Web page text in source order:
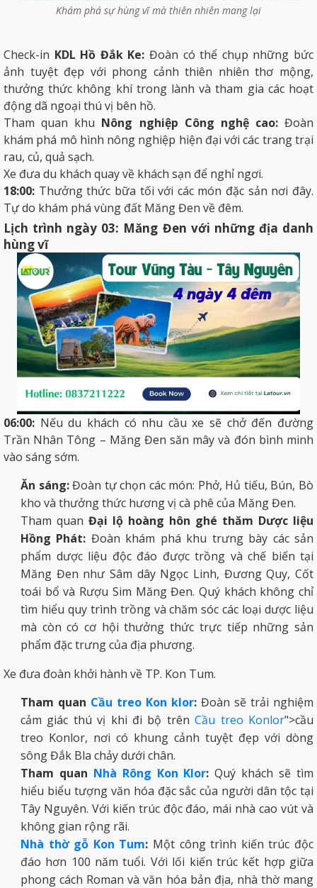
Khám phá sự hùng vĩ mà thiên nhiên mang lại
Check-in KDL Hồ Đắk Ke: Đoàn có thể chụp những bức
ảnh tuyệt đẹp với phong cảnh thiên nhiên thơ mộng,
thưởng thức không khí trong lành và tham gia các hoạt
động dã ngoại thú vị bên hồ.
Tham quan khu Nông nghiệp Công nghệ cao:Đoàn
khám phá mô hình nông nghiệp hiện đại với các trang trại
rau, củ, quả sạch.
Xe đưa du khách quay về khách sạn để nghỉ ngơi.
18:00: Thưởng thức bữa tối với các món đặc sản nơi đây.
Tự do khám phá vùng đất Măng Đen về đêm.
Lịch trình ngày 03: Măng Đen với những địa danh
hùng vĩ
06:00: Nếu du khách có nhu cầu xe sẽ chở đến đường
Trần Nhân Tông – Măng Đen săn mây và đón bình minh
vào sáng sớm.
Ăn sáng:Đoàn tự chọn các món: Phở, Hủ tiếu, Bún, Bò
kho và thưởng thức hương vị cà phê của Măng Đen.
Tham quan Đại lộ hoàng hôn ghé thăm Dược liệu
Hồng Phát: Đoàn khám phá khu trưng bày các sản
phẩm dược liệu độc đáo được trồng và chế biến tại
Măng Đen như Sâm dây Ngọc Linh, Đương Quy, Cốt
toái bổ và Rượu Sim Măng Đen. Quý khách không chỉ
tìm hiểu quy trình trồng và chăm sóc các loại dược liệu
mà còn có cơ hội thưởng thức trực tiếp những sản
phẩm đặc trưng của địa phương.
Xe đưa đoàn khởi hành về TP. Kon Tum.
Tham quan Cầu treo Kon klor: Đoàn sẽ trải nghiệm
cảm giác thú vị khi đi bộ trênCầu treo Konlor">cầu
treo Konlor, nơi có khung cảnh tuyệt đẹp với dòng
sông Đắk Bla chảy dưới chân.
Tham quan Nhà Rông Kon Klor: Quý khách sẽ tìm
hiểu biểu tượng văn hóa đặc sắc của người dân tộc tại
Tây Nguyên. Với kiến trúc độc đáo, mái nhà cao vút và
không gian rộng rãi.
Nhà thờ gỗ Kon Tum: Một công trình kiến trúc độc
đáo hơn 100 năm tuổi. Với lối kiến trúc kết hợp giữa
phong cách Roman và văn hóa bản địa, nhà thờ mang